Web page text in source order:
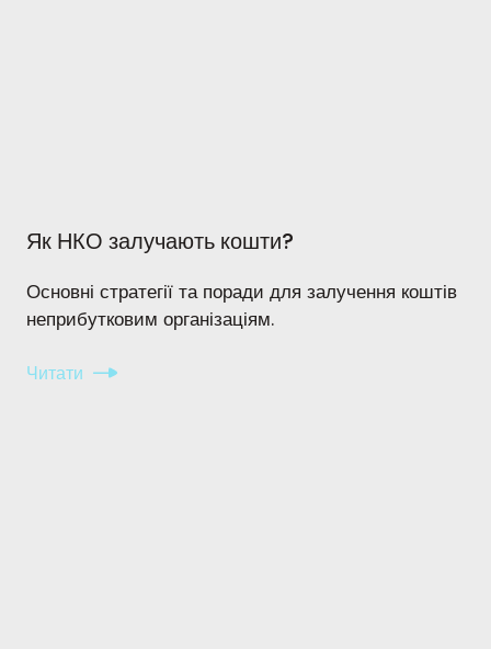
Як НКО залучають кошти?
Основні стратегії та поради для залучення коштів
неприбутковим організаціям.
Читати